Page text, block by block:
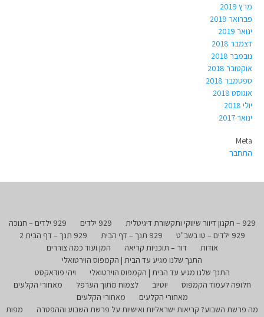
מרץ 2019
פברואר 2019
ינואר 2019
דצמבר 2018
נובמבר 2018
אוקטובר 2018
ספטמבר 2018
אוגוסט 2018
יולי 2018
ינואר 2017
Meta
התחבר
929 – תקנון דיוור שיווקי ותקשורת דיגיטלית 929 ילדים
929 ילדים – חנוכה
929 ילדים – טו בשב"ט
929 תנך – דף הבית
929 תנך – דף הבית 2
אודות
דור – תוכניות קריאה
המן ועוד כמה צוררים
התנך שלנו מגיע עד הבית | הקמפוס הוירטואלי
התנך שלנו מגיע עד הבית | הקמפוס הוירטואלי
ויהי פודאקסט
חלופה לעמוד הקמפוס
יוטיוב לצמוח מתוך הערפל
מאחורי הקלעים
מאחורי הקלעים
מאחורי הקלעים
מה פרשת השבוע? קריאות ישראליות ואישיות על פרשת השבוע וההפטרה
מפות